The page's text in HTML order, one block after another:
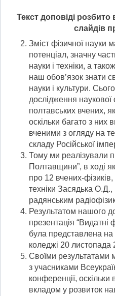
Текст доповіді розбито
слайдів
Зміст фізичної науки
потенціал, значну
науки і техніки, а
наш обов’язок знати
науки і культури.
дослідження
полтавських вчених,
оскільки багато з них
вченими з огляду на
складу Російської
Тому ми реалізували
Полтавщини”, в ході
про 12 вчених-
техніки Засядька О.Д.,
радянським
Результатом нашого
презентація “Видатні
була представлена на
коледжі 20 листопада
Своїми результатами
з учасниками
конференції,
вкладом у розвиток